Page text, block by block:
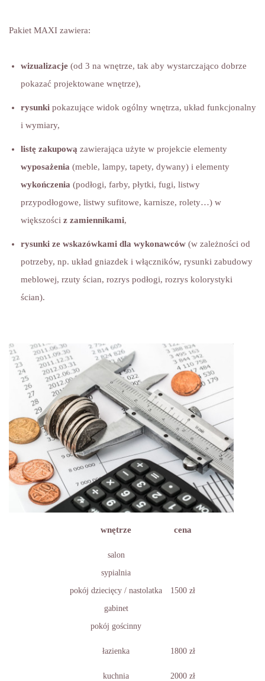
Pakiet MAXI zawiera:
wizualizacje (od 3 na wnętrze, tak aby wystarczająco dobrze
pokazać projektowane wnętrze),
rysunki pokazujące widok ogólny wnętrza, układ funkcjonalny
i wymiary,
listę zakupową zawierająca użyte w projekcie elementy
wyposażenia (meble, lampy, tapety, dywany) i elementy
wykończenia (podłogi, farby, płytki, fugi, listwy
przypodłogowe, listwy sufitowe, karnisze, rolety…) w
większości z zamiennikami,
rysunki ze wskazówkami dla wykonawców (w zależności od
potrzeby, np. układ gniazdek i włączników, rysunki zabudowy
meblowej, rzuty ścian, rozrys podłogi, rozrys kolorystyki
ścian).
wnętrze cena
salon
sypialnia
pokój dziecięcy / nastolatka
gabinet
pokój gościnny
1500 zł
łazienka 1800 zł
kuchnia 2000 zł